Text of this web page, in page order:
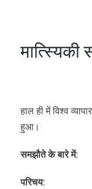
मात्स्यिकी
हाल ही में विश्व
हुआ।
समझौते के बारे में:
परिचय: